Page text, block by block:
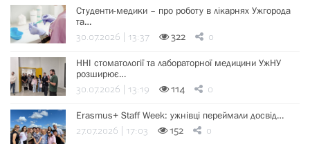
Студенти-медики – про роботу в лікарнях Ужгорода
та…
30.07.2026 | 13:37 322 0
ННІ стоматології та лабораторної медицини УжНУ
розширює…
30.07.2026 | 13:19 114 0
Erasmus+ Staff Week: ужнівці переймали досвід…
27.07.2026 | 17:03 152 0